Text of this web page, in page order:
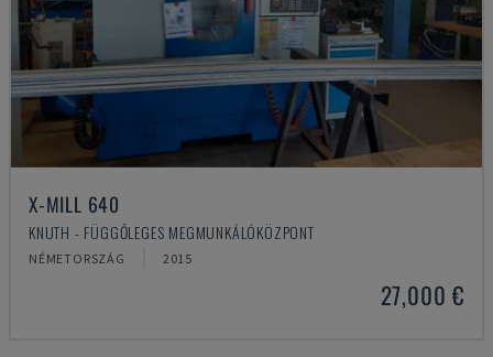
X-MILL 640
KNUTH - FÜGGŐLEGES MEGMUNKÁLÓKÖZPONT
NÉMETORSZÁG 2015
27,000 €